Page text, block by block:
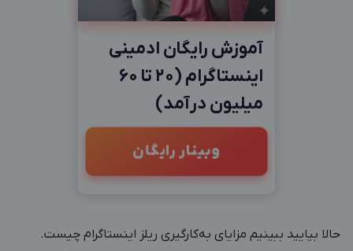
آموزش رایگان ادمینی
اینستاگرام (20 تا 60
میلیون درآمد)
وبینار رایگان
حالا بیایید ببینیم مزایای به‌کارگیری ریلز اینستاگرام چیست.